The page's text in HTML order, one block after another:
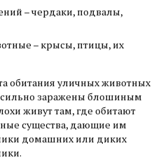
– чердаки, подвалы,
– крысы, птицы, их
обитания уличных животных
заражены блошиным
живут там, где обитают
существа, дающие им
домашних или диких